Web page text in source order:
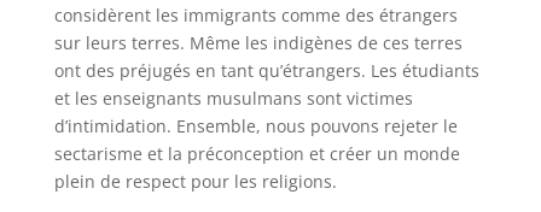
considèrent les immigrants comme des étrangers
sur leurs terres. Même les indigènes de ces terres
ont des préjugés en tant qu’étrangers. Les étudiants
et les enseignants musulmans sont victimes
d’intimidation. Ensemble, nous pouvons rejeter le
sectarisme et la préconception et créer un monde
plein de respect pour les religions.